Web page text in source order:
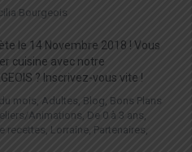
Bourgeois
le 14 Novembre 2018 ! Vous
cuisine avec notre
? Inscrivez-vous vite !
mois Adultes, Blog , Bons Plans
Animations , De 0 à 3 ans
recettes, Lorraine Partenaires